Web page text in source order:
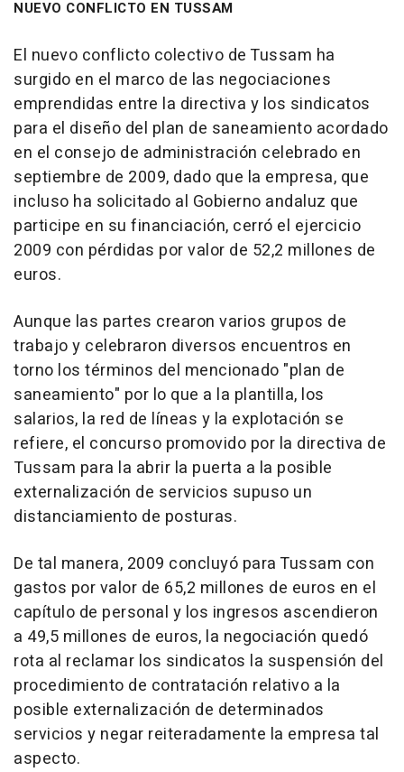
NUEVO CONFLICTO EN TUSSAM
El nuevo conflicto colectivo de Tussam ha
surgido en el marco de las negociaciones
emprendidas entre la directiva y los sindicatos
para el diseño del plan de saneamiento acordado
en el consejo de administración celebrado en
septiembre de 2009, dado que la empresa, que
incluso ha solicitado al Gobierno andaluz que
participe en su financiación, cerró el ejercicio
2009 con pérdidas por valor de 52,2 millones de
euros.
Aunque las partes crearon varios grupos de
trabajo y celebraron diversos encuentros en
torno los términos del mencionado "plan de
saneamiento" por lo que a la plantilla, los
salarios, la red de líneas y la explotación se
refiere, el concurso promovido por la directiva de
Tussam para la abrir la puerta a la posible
externalización de servicios supuso un
distanciamiento de posturas.
De tal manera, 2009 concluyó para Tussam con
gastos por valor de 65,2 millones de euros en el
capítulo de personal y los ingresos ascendieron
a 49,5 millones de euros, la negociación quedó
rota al reclamar los sindicatos la suspensión del
procedimiento de contratación relativo a la
posible externalización de determinados
servicios y negar reiteradamente la empresa tal
aspecto.